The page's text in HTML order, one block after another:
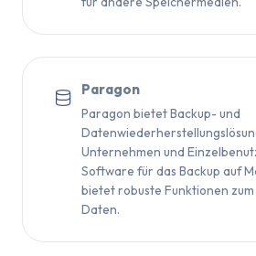
Paragon
Paragon bietet Backup- und
Unternehmen und
Software für das Backup auf
bietet robuste Funktionen
Daten.